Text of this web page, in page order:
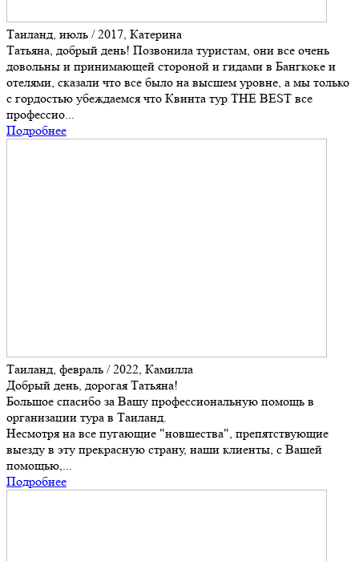
Таиланд, июль / 2017, Катерина
Татьяна, добрый день! Позвонила туристам, они все очень
довольны и принимающей стороной и гидами в Бангкоке и
отелями, сказали что все было на высшем уровне, а мы только
с гордостью убеждаемся что Квинта тур THE BEST все
профессио...
Подробнее
Таиланд, февраль / 2022, Камилла
Добрый день, дорогая Татьяна!
Большое спасибо за Вашу профессиональную помощь в
организации тура в Таиланд.
Несмотря на все пугающие "новшества", препятствующие
выезду в эту прекрасную страну, наши клиенты, с Вашей
помощью,...
Подробнее